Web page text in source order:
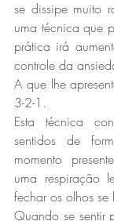
se dissipe muito
uma técnica que
prática irá
controle da
A que lhe
3-2-1.
Esta técnica
sentidos de
momento
uma respiração
fechar os olhos se
Quando se sentir